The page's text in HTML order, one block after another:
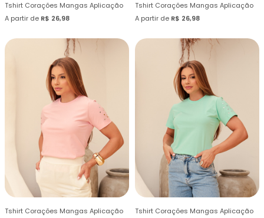
Tshirt Corações Mangas Aplicação
A partir de R$ 26,98
Tshirt Corações Mangas Aplicação
A partir de R$ 26,98
Tshirt Corações Mangas Aplicação
Tshirt Corações Mangas Aplicação